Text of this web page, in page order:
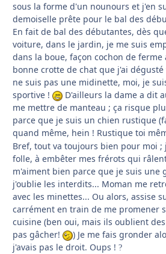
sous la forme d'un nounours et j'en
demoiselle prête pour le bal des
En fait de bal des débutantes, dès
voiture, dans le jardin, je me suis
dans la boue, façon cochon de
bonne crotte de chat que j'ai
ne suis pas une midinette, moi, je
sportive !
D'ailleurs la dame a dit
me mettre de manteau ; ça risque
parce que je suis un chien rustique
quand même, hein ! Rustique toi
Bref, tout va toujours bien pour moi ;
folle, à embêter mes frérots qui
m'aiment bien parce que je suis une
j'oublie les interdits... Moman me
avec les minettes... Ou alors, assise
carrément en train de me promener
cuisine (ben oui, mais ils oublient
pas gâcher!
) Je me fais gronder
j'avais pas le droit. Oups ! ?